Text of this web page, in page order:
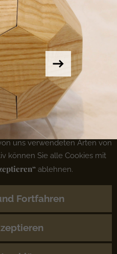
Illner
1
5333964
illner.de
Erfahrung bei der Nutzung
wir Cookies um statistische
Funktionen zu erheben
Remarketing. Klicken Sie
, um Cookies zu akzeptieren
uns verwendeten Arten von
können Sie alle Cookies mit
ablehnen.
Fortfahren